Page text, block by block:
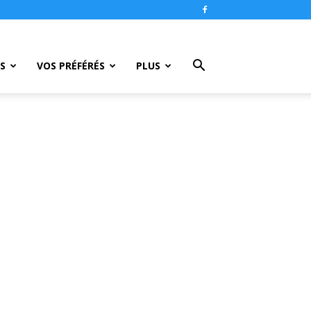
VOS PRÉFÉRÉS PLUS